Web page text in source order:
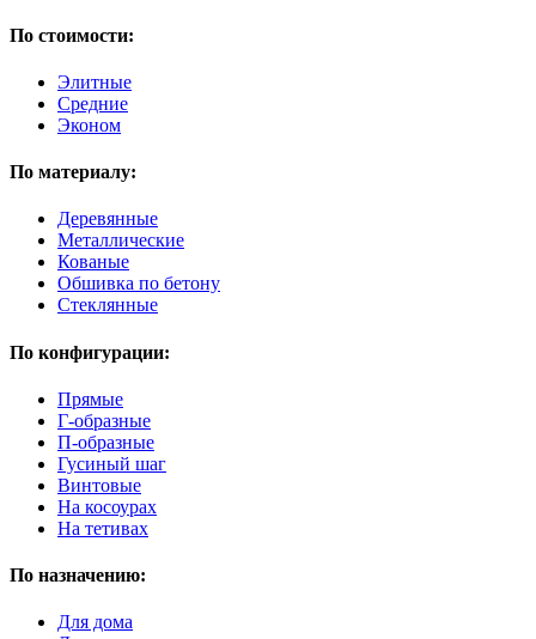
По стоимости:
Элитные
Средние
Эконом
По материалу:
Деревянные
Металлические
Кованые
Обшивка по бетону
Стеклянные
По конфигурации:
Прямые
Г-образные
П-образные
Гусиный шаг
Винтовые
На косоурах
На тетивах
По назначению:
Для дома